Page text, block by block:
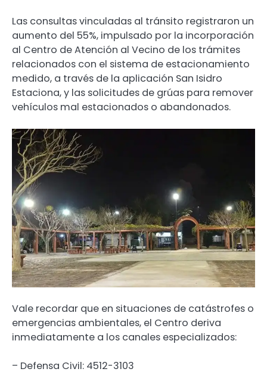
Las consultas vinculadas al tránsito registraron un
aumento del 55%, impulsado por la incorporación
al Centro de Atención al Vecino de los trámites
relacionados con el sistema de estacionamiento
medido, a través de la aplicación San Isidro
Estaciona, y las solicitudes de grúas para remover
vehículos mal estacionados o abandonados.
Vale recordar que en situaciones de catástrofes o
emergencias ambientales, el Centro deriva
inmediatamente a los canales especializados:
– Defensa Civil: 4512-3103